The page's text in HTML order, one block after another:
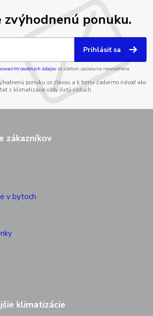
zvýhodnenú ponuku.
Prihlásiť sa
osobných údajov za účelom zasielania newslettera.
ponuku so zľavou a k tomu zadarmo návod ako
z klimatizácie vždy čistý vzduch.
zákazníkov
v bytoch
klimatizácie